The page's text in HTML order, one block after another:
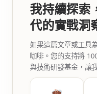
我持續探索
代的實戰洞
如果這篇文章或工具
咖啡。您的支持將
與技術研發基金，讓